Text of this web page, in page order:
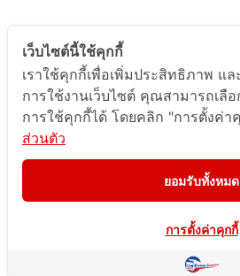
หมวดหมู่
Postcode
TOPKEYWORD
บริการรับส่งสินค้าไปกัมพูชา
ผลงานส่งสินค้าไปกัมพูชา
ส่งสินค้ากัมพูชา1Uncategorized
เว็บไซต์นี้ใช้คุกกี้
เราใช้คุกกี้เพื่อเพิ่มประสิทธิภาพ แ
การใช้งานเว็บไซต์ คุณสามารถเลื
การใช้คุกกี้ได้ โดยคลิก "การตั้งค่า
ส่วนตัว
ยอมรับทั้งหมด
การตั้งค่าคุกกี้